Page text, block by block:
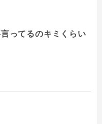
ってるのキミくらい